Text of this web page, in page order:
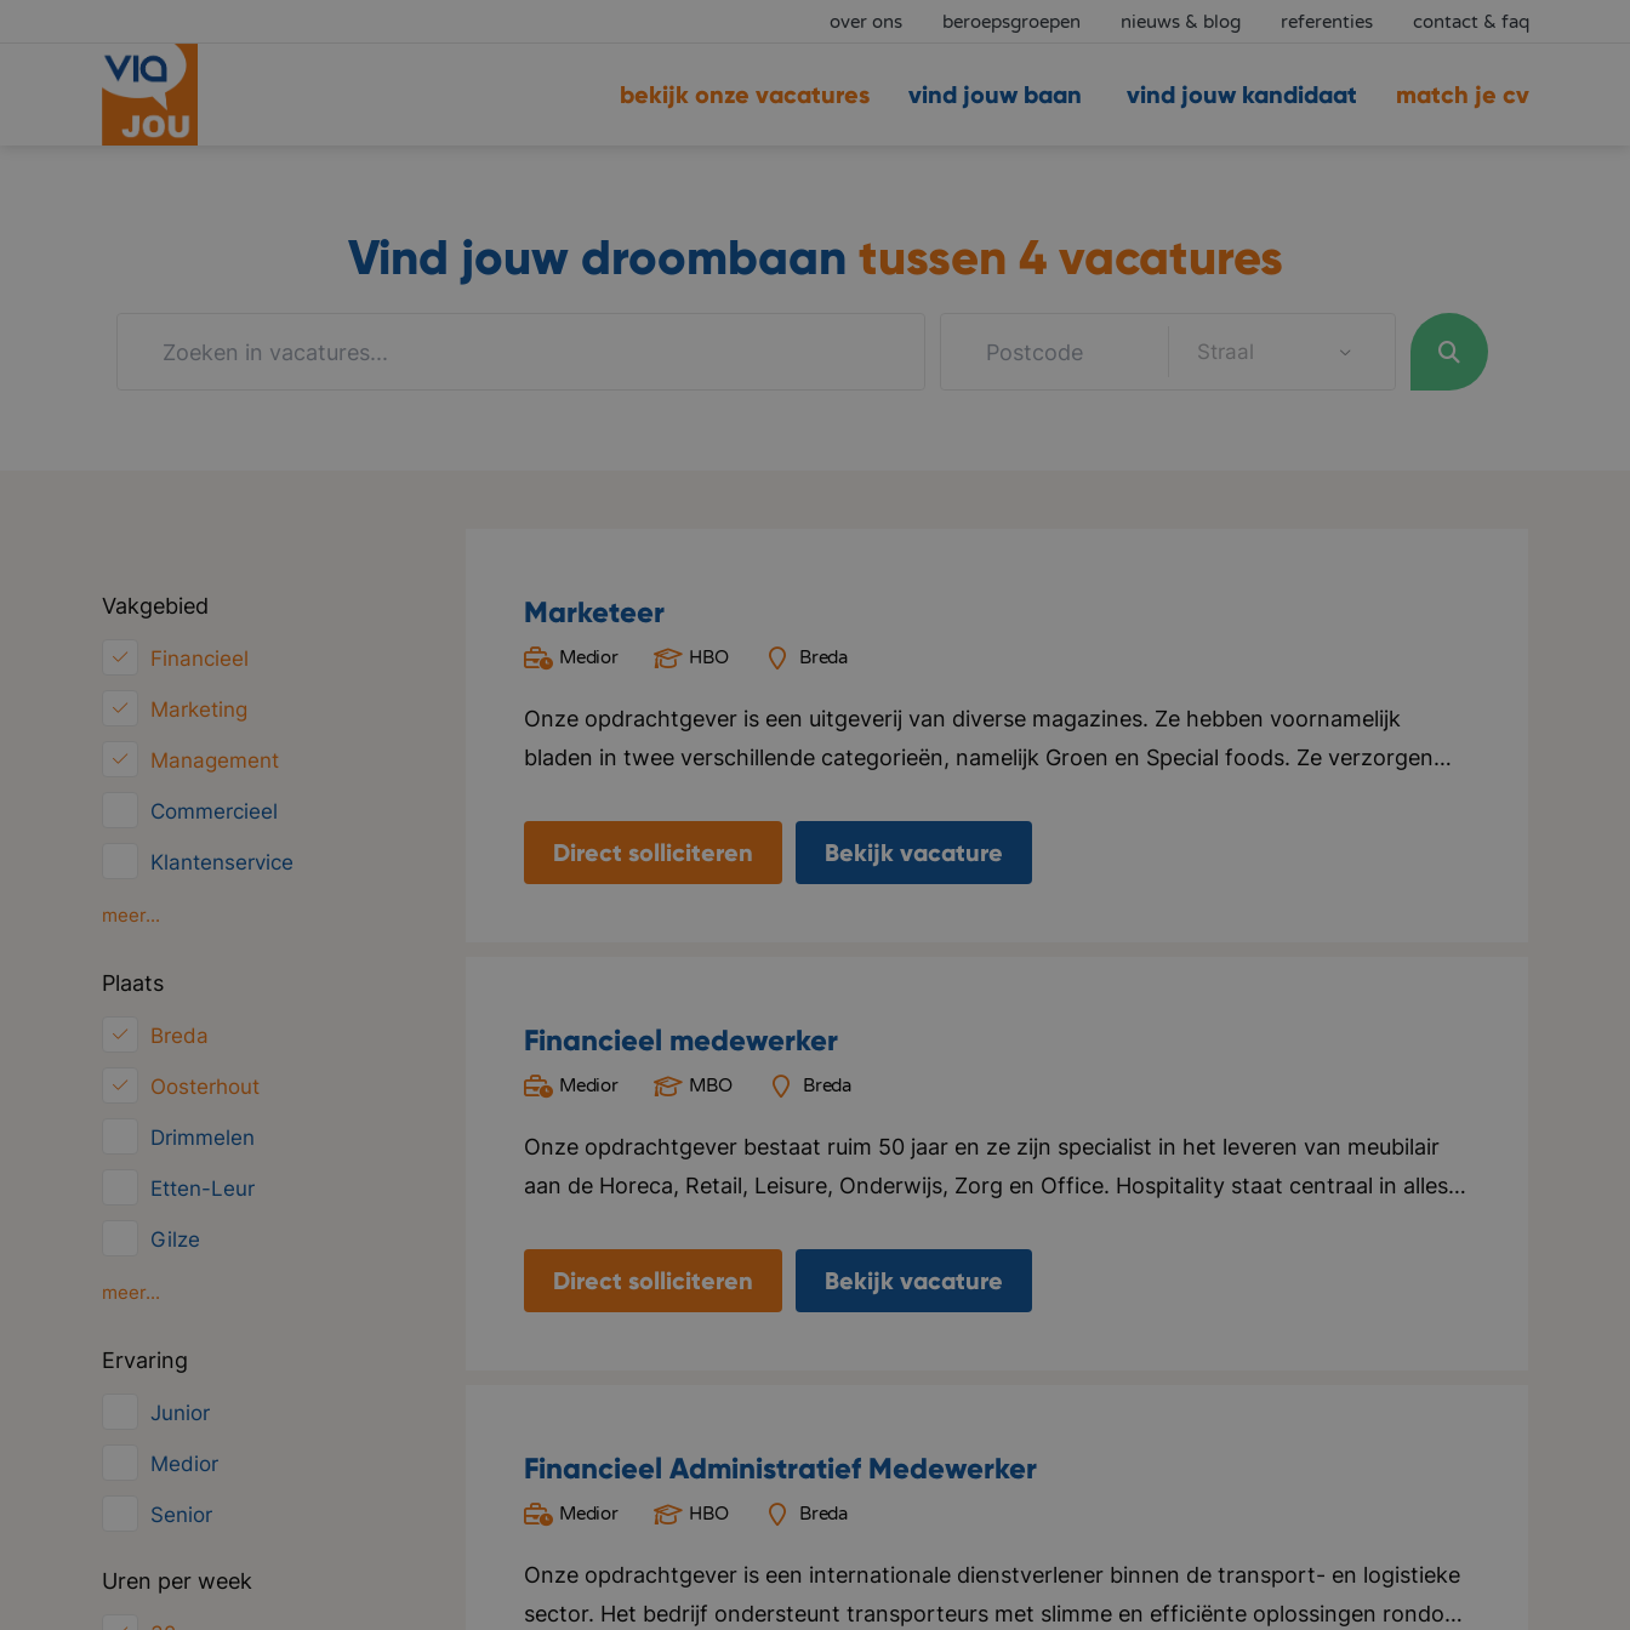
over ons beroepsgroepen nieuws & blog referenties contact & faq
match je cv
vind jouw baan vind jouw kandidaat
bekijk onze vacatures
Vind jouw droombaan tussen 4 vacatures
Straal
Vakgebied
Financieel
Marketing
Management
Commercieel
Klantenservice
HRM
meer...
Plaats
Breda
Oosterhout
Drimmelen
Etten-Leur
Gilze
Moerdijk
meer...
Ervaring
Junior
Medior
Senior
Uren per week
Marketeer
Medior HBO Breda
Onze opdrachtgever is een uitgeverij van diverse magazines. Ze hebben voornamelijk
bladen in twee verschillende categorieën, namelijk Groen en Special foods. Ze verzorgen
internationale uitgeverijen in het distribueren van hun tijdschriften in zowel Nederland als
Direct solliciteren Bekijk vacature
Financieel medewerker
Medior MBO Breda
Onze opdrachtgever bestaat ruim 50 jaar en ze zijn specialist in het leveren van meubilair
aan de Horeca, Retail, Leisure, Onderwijs, Zorg en Office. Hospitality staat centraal in alles
en een logistiekcentrum in Rijen en maken ook een internationale groei door. Duurzaamheid
ongeveer 150 medewerkers. Het is meer dan alleen stoelen en tafels verkopen; er worden
Direct solliciteren Bekijk vacature
Financieel Administratief Medewerker
Medior HBO Breda
Onze opdrachtgever is een internationale dienstverlener binnen de transport- en logistieke
sector. Het bedrijf ondersteunt transporteurs met slimme en efficiënte oplossingen rondom